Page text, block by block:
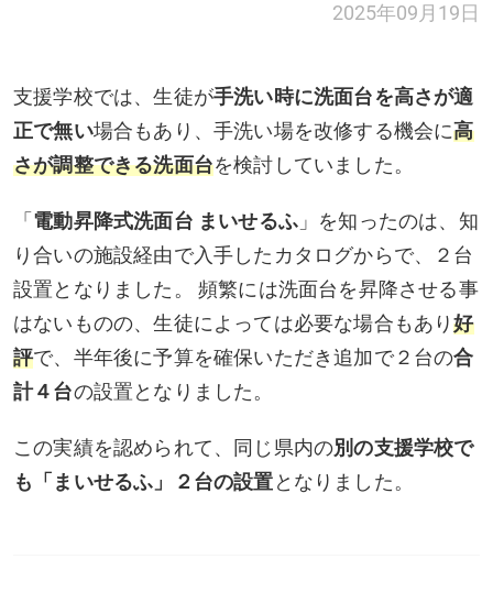
2025年09月19日
支援学校では、生徒が手洗い時に洗面台を高さが適
正で無い場合もあり、手洗い場を改修する機会に高
さが調整できる洗面台を検討していました。
「 電動昇降式洗面台 まいせるふ 」を知ったのは、知
り合いの施設経由で入手したカタログからで、２台
設置となりました。 頻繁には洗面台を昇降させる事
はないものの、生徒によっては必要な場合もあり好
評で、半年後に予算を確保いただき追加で２台の合
計４台の設置となりました。
この実績を認められて、同じ県内の別の支援学校で
も「まいせるふ」２台の設置 となりました。